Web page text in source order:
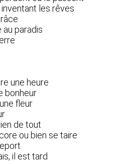
les rêves
au paradis
une heure
bonheur
fleur
de tout
ou bien se taire
il est tard